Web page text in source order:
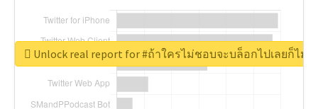
Unlock real report for #ถ้าใครไม่ชอบจะบล็อกไปเลยก็ไม่